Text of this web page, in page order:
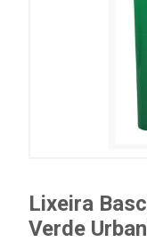
Lixeira
Verde